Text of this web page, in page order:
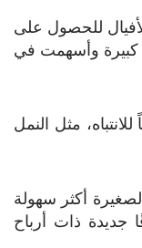
للحصول على
كبيرة وأسهمت في
مثل النمل
أكثر سهولة
جديدة ذات أرباح